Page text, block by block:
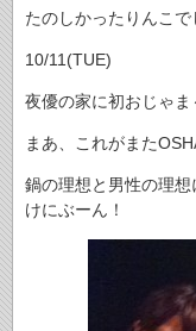
たのしかったりんこで
10/11(TUE)
夜優の家に初おじゃま
まあ、これがまた
鍋の理想と男性の理
けにぶーん！